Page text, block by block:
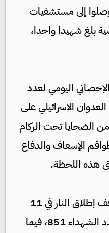
إلى مستشفيات
بلغ شهيدا واحدا،
اليومي لعدد
الإسرائيلي على
الضحايا تحت الركام
الإسعاف والدفاع
هذه اللحظة.
وأوضحت الوزارة أنه منذ وقف إطلاق النار في 11
تشرين الأوّل، بلغ إجمالي عدد الشهداء 851، فيما